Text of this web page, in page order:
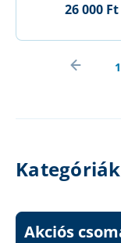
26 000 Ft
1
Akciós